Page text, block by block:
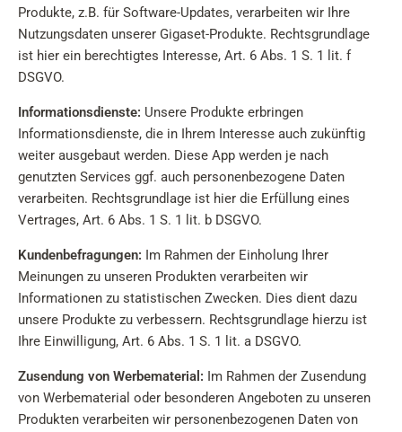
Produkte, z.B. für Software-Updates, verarbeiten wir Ihre
Nutzungsdaten unserer Gigaset-Produkte. Rechtsgrundlage
ist hier ein berechtigtes Interesse, Art. 6 Abs. 1 S. 1 lit. f
DSGVO.
Informationsdienste: Unsere Produkte erbringen
Informationsdienste, die in Ihrem Interesse auch zukünftig
weiter ausgebaut werden. Diese App werden je nach
genutzten Services ggf. auch personenbezogene Daten
verarbeiten. Rechtsgrundlage ist hier die Erfüllung eines
Vertrages, Art. 6 Abs. 1 S. 1 lit. b DSGVO.
Kundenbefragungen: Im Rahmen der Einholung Ihrer
Meinungen zu unseren Produkten verarbeiten wir
Informationen zu statistischen Zwecken. Dies dient dazu
unsere Produkte zu verbessern. Rechtsgrundlage hierzu ist
Ihre Einwilligung, Art. 6 Abs. 1 S. 1 lit. a DSGVO.
Zusendung von Werbematerial: Im Rahmen der Zusendung
von Werbematerial oder besonderen Angeboten zu unseren
Produkten verarbeiten wir personenbezogenen Daten von